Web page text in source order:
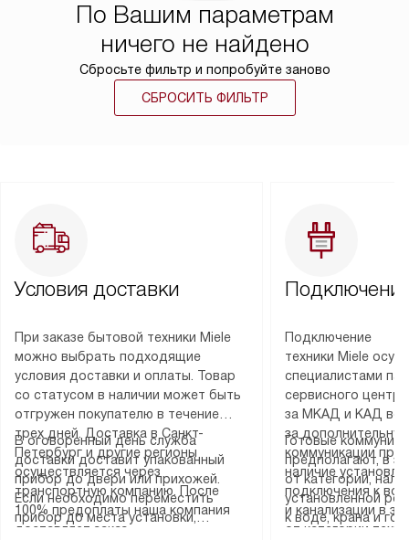
По Вашим параметрам
ничего не найдено
Сбросьте фильтр и попробуйте заново
СБРОСИТЬ ФИЛЬТР
Условия доставки
При заказе бытовой техники Miele
можно выбрать подходящие
условия доставки и оплаты. Товар
со статусом в наличии может быть
отгружен покупателю в течение
трех дней. Доставка в Санкт-
Петербург и другие регионы
осуществляется через
транспортную компанию. После
100% предоплаты наша компания
доставляет заказ
В оговоренный день служба
доставки доставит упакованный
прибор до двери или прихожей.
Если необходимо переместить
прибор до места установки,
Подключение
техники Miele
специалистами
сервисного
за МКАД и КАД
за
коммуникации
наличие
подключения к
и канализации в
от категории
Готовые
предполагают, в
от категории,
установленной
к воде, крана и